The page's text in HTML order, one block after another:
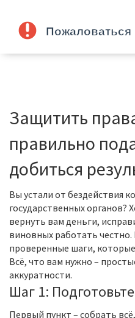
Защитить
правильно
добиться
Вы устали от бездействия
государственных органов?
вернуть вам деньги,
виновных работать
проверенные шаги,
Всё, что вам нужно –
аккуратности.
Шаг 1:
Первый пункт – собрать